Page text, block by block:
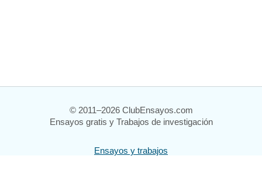
© 2011–2026 ClubEnsayos.com
Ensayos gratis y Trabajos de investigación
Ensayos y trabajos